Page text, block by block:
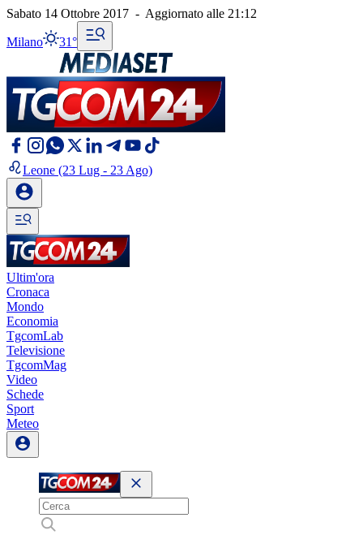
Sabato 14 Ottobre 2017 - Aggiornato alle 21:12
Milano 31°
Leone (23 Lug - 23 Ago)
Ultim'ora
Cronaca
Mondo
Economia
TgcomLab
Televisione
TgcomMag
Video
Schede
Sport
Meteo